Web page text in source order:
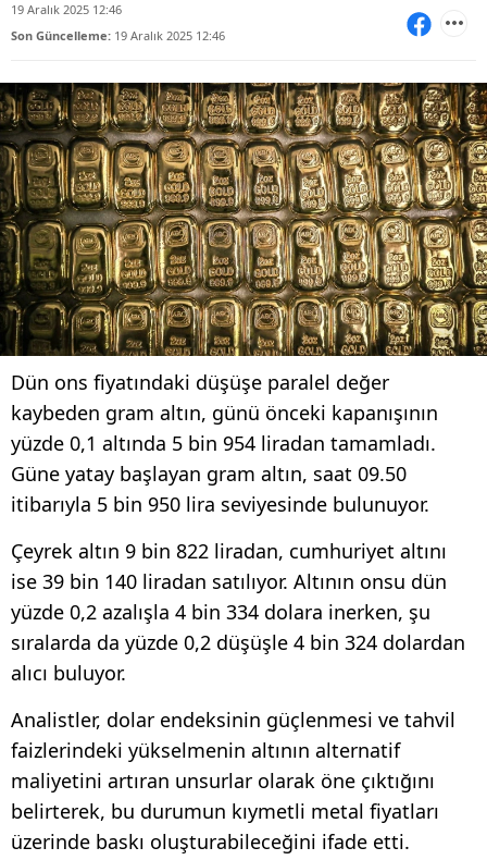
19 Aralık 2025 12:46
Son Güncelleme: 19 Aralık 2025 12:46
Dün ons fiyatındaki düşüşe paralel değer
kaybeden gram altın, günü önceki kapanışının
yüzde 0,1 altında 5 bin 954 liradan tamamladı.
Güne yatay başlayan gram altın, saat 09.50
itibarıyla 5 bin 950 lira seviyesinde bulunuyor.
Çeyrek altın 9 bin 822 liradan, cumhuriyet altını
ise 39 bin 140 liradan satılıyor. Altının onsu dün
yüzde 0,2 azalışla 4 bin 334 dolara inerken, şu
sıralarda da yüzde 0,2 düşüşle 4 bin 324 dolardan
alıcı buluyor.
Analistler, dolar endeksinin güçlenmesi ve tahvil
faizlerindeki yükselmenin altının alternatif
maliyetini artıran unsurlar olarak öne çıktığını
belirterek, bu durumun kıymetli metal fiyatları
üzerinde baskı oluşturabileceğini ifade etti.